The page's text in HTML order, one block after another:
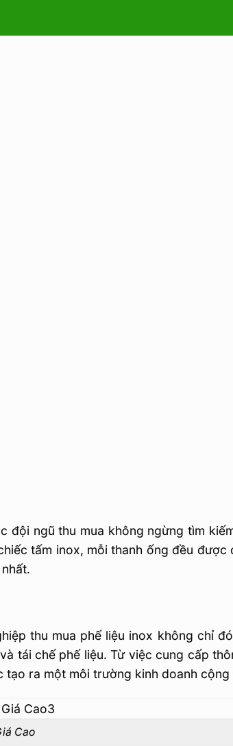
đội ngũ thu mua không ngừng tìm
tấm inox, mỗi thanh ống đều
thu mua phế liệu inox không chỉ
tái chế phế liệu. Từ việc cung cấp
ra một môi trường kinh doanh
Cao